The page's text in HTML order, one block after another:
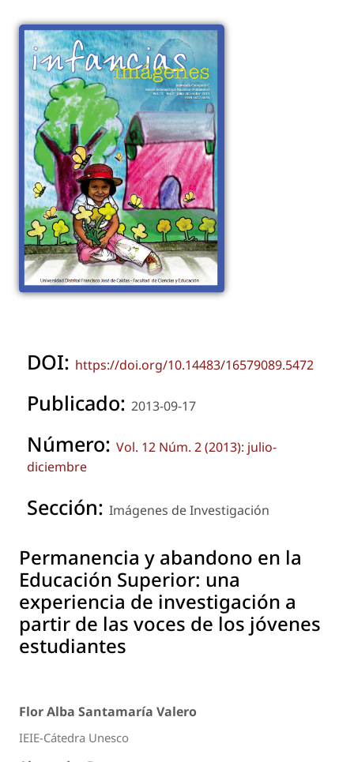
DOI: https://doi.org/10.14483/16579089.5472
Publicado: 2013-09-17
Número: Vol. 12 Núm. 2 (2013): julio-
diciembre
Sección: Imágenes de Investigación
Permanencia y abandono en la
Educación Superior: una
experiencia de investigación a
partir de las voces de los jóvenes
estudiantes
Flor Alba Santamaría Valero
IEIE-Cátedra Unesco